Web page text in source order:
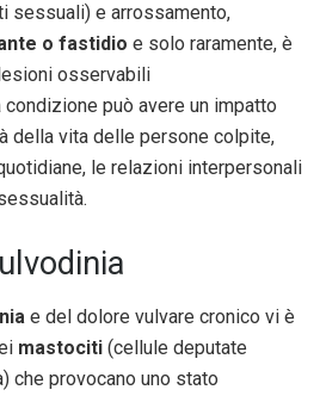
sessuali) e arrossamento,
o fastidio e solo raramente, è
osservabili
può avere un impatto
della vita delle persone colpite,
le relazioni interpersonali
e del dolore vulvare cronico vi è
mastociti (cellule deputate
che provocano uno stato